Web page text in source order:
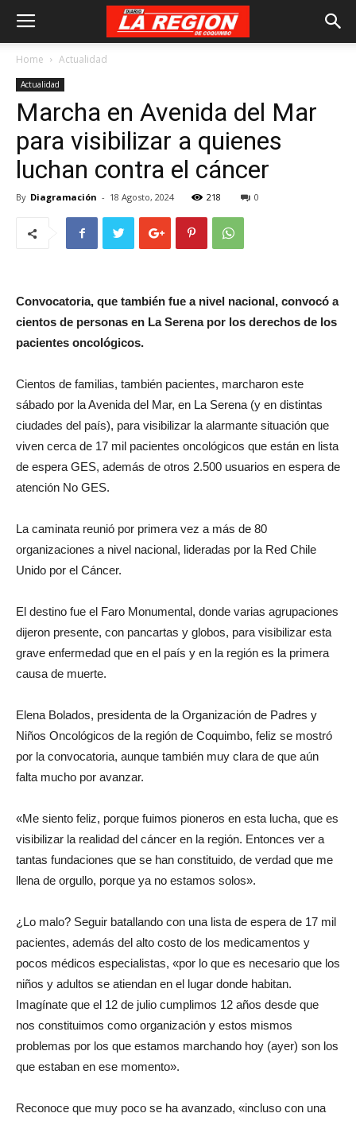
Home Actualidad
Actualidad
Marcha en Avenida del Mar
para visibilizar a quienes
luchan contra el cáncer
By Diagramación - 18 Agosto, 2024 218 0
Convocatoria, que también fue a nivel nacional, convocó a
cientos de personas en La Serena por los derechos de los
pacientes oncológicos.
Cientos de familias, también pacientes, marcharon este
sábado por la Avenida del Mar, en La Serena (y en distintas
ciudades del país), para visibilizar la alarmante situación que
viven cerca de 17 mil pacientes oncológicos que están en lista
de espera GES, además de otros 2.500 usuarios en espera de
atención No GES.
La caminata reunió por primera vez a más de 80
organizaciones a nivel nacional, lideradas por la Red Chile
Unido por el Cáncer.
El destino fue el Faro Monumental, donde varias agrupaciones
dijeron presente, con pancartas y globos, para visibilizar esta
grave enfermedad que en el país y en la región es la primera
causa de muerte.
Elena Bolados, presidenta de la Organización de Padres y
Niños Oncológicos de la región de Coquimbo, feliz se mostró
por la convocatoria, aunque también muy clara de que aún
falta mucho por avanzar.
«Me siento feliz, porque fuimos pioneros en esta lucha, que es
visibilizar la realidad del cáncer en la región. Entonces ver a
tantas fundaciones que se han constituido, de verdad que me
llena de orgullo, porque ya no estamos solos».
¿Lo malo? Seguir batallando con una lista de espera de 17 mil
pacientes, además del alto costo de los medicamentos y
pocos médicos especialistas, «por lo que es necesario que los
niños y adultos se atiendan en el lugar donde habitan.
Imagínate que el 12 de julio cumplimos 12 años desde que
nos constituimos como organización y estos mismos
problemas por los que estamos marchando hoy (ayer) son los
que estaban en ese momento».
Reconoce que muy poco se ha avanzado, «incluso con una